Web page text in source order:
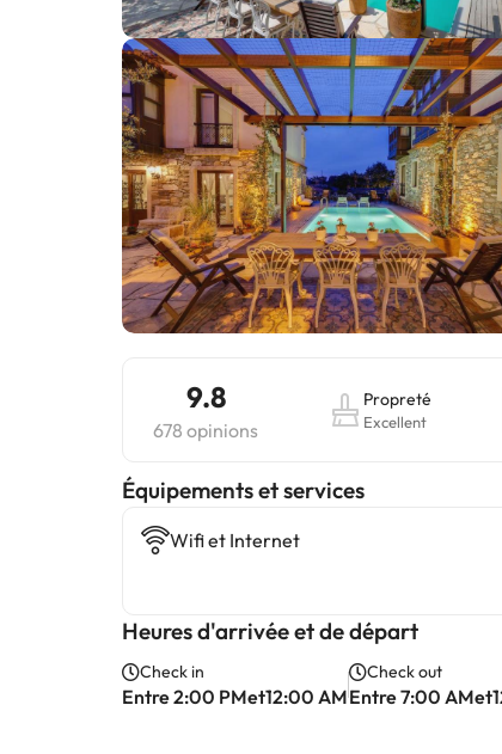
9.8
678 opinions
Propreté
Excellent
​Équipements et services
Wifi et Internet
Heures d'arrivée et de départ
Check in
Entre 2:00 PMet12:00 AM
Check out
Entre 7:00